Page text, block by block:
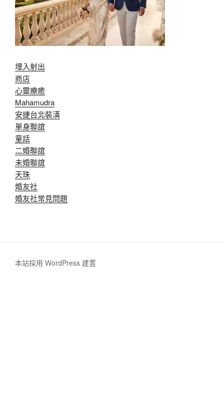
埋入射出
商店
心靈療癒
Mahamudra
安捷台北裝潢
單身聯誼
童話
二婚聯誼
未婚聯誼
天珠
婚友社
婚友社常見問題
本站採用 WordPress 建置